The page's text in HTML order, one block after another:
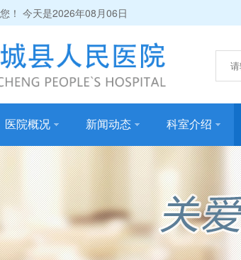
！ 今天是2026年08月06日
医院概况 新闻动态 科室介绍